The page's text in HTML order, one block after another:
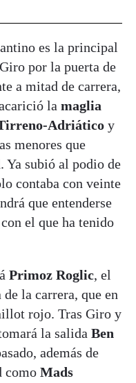
es la principal
por la puerta de
a mitad de carrera,
la maglia
Adriático y
menores que
Ya subió al podio de
contaba con veinte
que entenderse
el que ha tenido
Primoz Roglic, el
la carrera, que en
rojo. Tras Giro y
la salida Ben
además de
como Mads